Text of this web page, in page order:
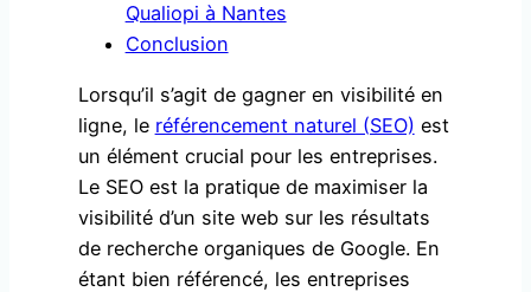
Qualiopi à Nantes
Conclusion
Lorsqu’il s’agit de gagner en visibilité en
ligne, le référencement naturel (SEO) est
un élément crucial pour les entreprises.
Le SEO est la pratique de maximiser la
visibilité d’un site web sur les résultats
de recherche organiques de Google. En
étant bien référencé, les entreprises